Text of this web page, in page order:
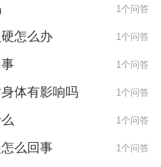
1个问答
怎么办 1个问答
1个问答
体有影响吗 1个问答
1个问答
么回事 1个问答